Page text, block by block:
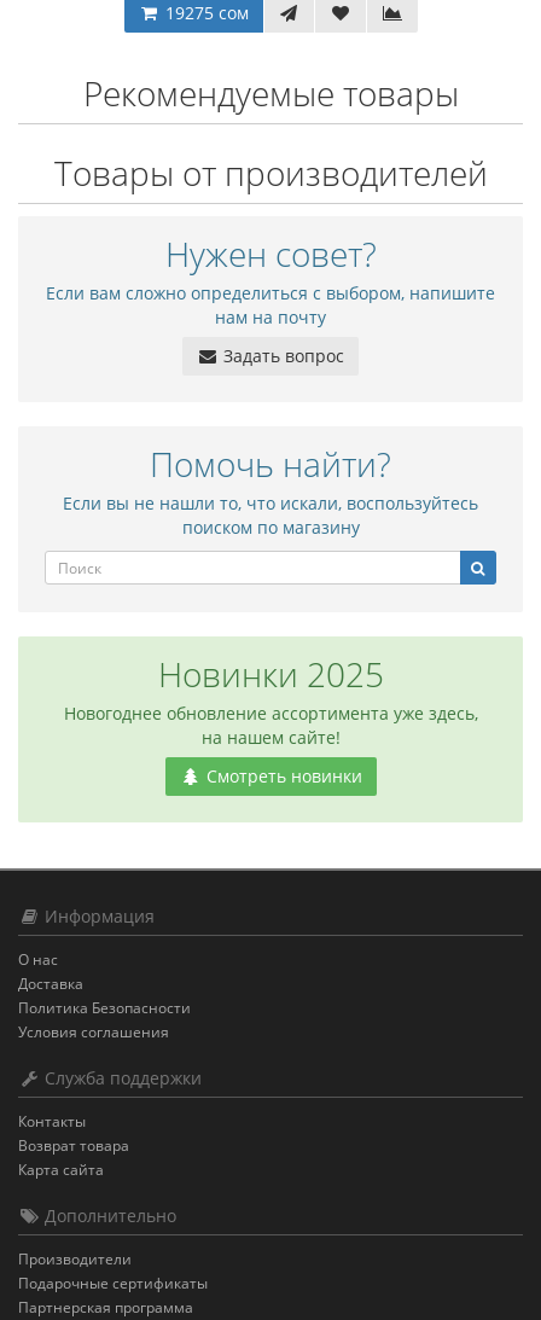
19275 сом
Рекомендуемые товары
Товары от производителей
Нужен совет?
Если вам сложно определиться с выбором, напишите
нам на почту
Задать вопрос
Помочь найти?
Если вы не нашли то, что искали, воспользуйтесь
поиском по магазину
Новинки 2025
Новогоднее обновление ассортимента уже здесь,
на нашем сайте!
Смотреть новинки
Информация
О нас
Доставка
Политика Безопасности
Условия соглашения
Служба поддержки
Контакты
Возврат товара
Карта сайта
Дополнительно
Производители
Подарочные сертификаты
Партнерская программа